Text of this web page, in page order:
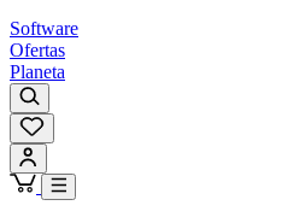
Software
Ofertas
Planeta